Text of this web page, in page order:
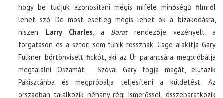
hogy be tudjuk azonosítani mégis miféle minőségű filmről
lehet szó. De most esetleg mégis lehet ok a bizakodásra,
hiszen Larry Charles, a Boratrendezője vezényelt a
forgatáson és a sztori sem tűnik rossznak. Cage alakítja Gary
Fulkner börtönviselt fickót, aki az Úr parancsára megpróbálja
megtalálni Oszamát. Szóval Gary fogja magát, elutazik
Pakisztánba és megpróbálja teljesíteni a küldetést. Az
országban találkozik néhány régi ismerőssel, összebarátkozik